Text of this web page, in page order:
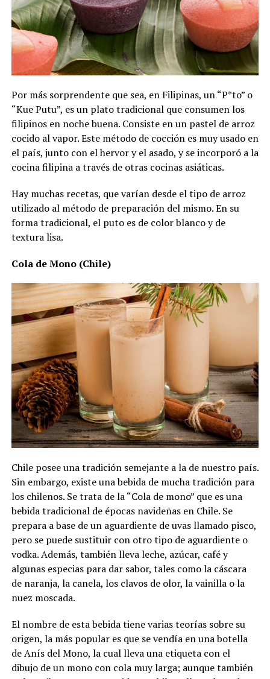
Por más sorprendente que sea, en Filipinas, un “P*to” o
“Kue Putu”, es un plato tradicional que consumen los
filipinos en noche buena. Consiste en un pastel de arroz
cocido al vapor. Este método de cocción es muy usado en
el país, junto con el hervor y el asado, y se incorporó a la
cocina filipina a través de otras cocinas asiáticas.
Hay muchas recetas, que varían desde el tipo de arroz
utilizado al método de preparación del mismo. En su
forma tradicional, el puto es de color blanco y de
textura lisa.
Cola de Mono (Chile)
Chile posee una tradición semejante a la de nuestro país.
Sin embargo, existe una bebida de mucha tradición para
los chilenos. Se trata de la “Cola de mono” que es una
bebida tradicional de épocas navideñas en Chile. Se
prepara a base de un aguardiente de uvas llamado pisco,
pero se puede sustituir con otro tipo de aguardiente o
vodka. Además, también lleva leche, azúcar, café y
algunas especias para dar sabor, tales como la cáscara
de naranja, la canela, los clavos de olor, la vainilla o la
nuez moscada.
El nombre de esta bebida tiene varias teorías sobre su
origen, la más popular es que se vendía en una botella
de Anís del Mono, la cual lleva una etiqueta con el
dibujo de un mono con cola muy larga; aunque también